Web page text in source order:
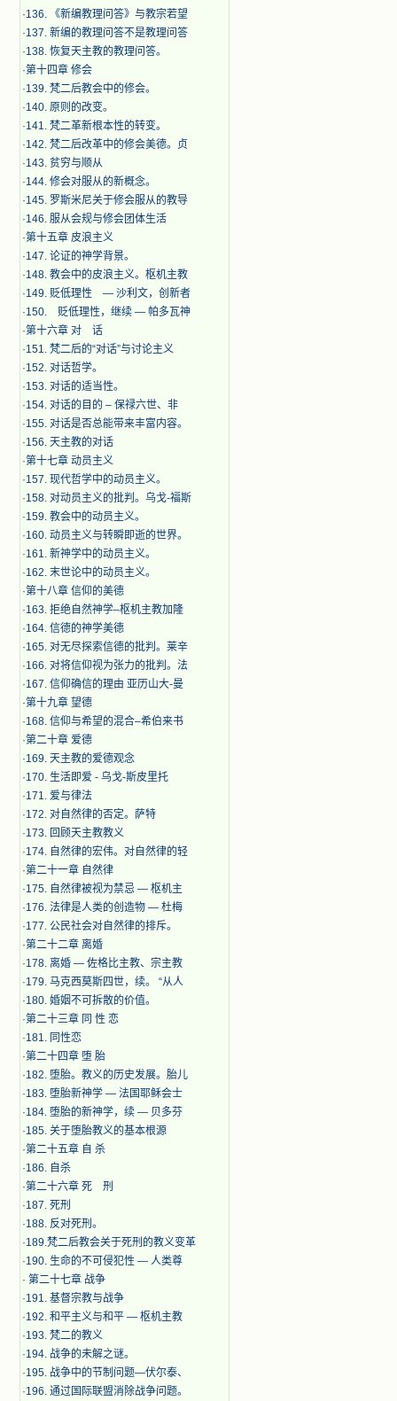
·136. 《新编教理问答》与教宗若望
·137. 新编的教理问答不是教理问答
·138. 恢复天主教的教理问答。
·第十四章 修会
·139. 梵二后教会中的修会。
·140. 原则的改变。
·141. 梵二革新根本性的转变。
·142. 梵二后改革中的修会美德。贞
·143. 贫穷与顺从
·144. 修会对服从的新概念。
·145. 罗斯米尼关于修会服从的教导
·146. 服从会规与修会团体生活
·第十五章 皮浪主义
·147. 论证的神学背景。
·148. 教会中的皮浪主义。枢机主教
·149. 贬低理性 — 沙利文，创新者
·150. 贬低理性，继续 — 帕多瓦神
·第十六章 对 话
·151. 梵二后的“对话”与讨论主义
·152. 对话哲学。
·153. 对话的适当性。
·154. 对话的目的 – 保禄六世、非
·155. 对话是否总能带来丰富内容。
·156. 天主教的对话
·第十七章 动员主义
·157. 现代哲学中的动员主义。
·158. 对动员主义的批判。乌戈-福斯
·159. 教会中的动员主义。
·160. 动员主义与转瞬即逝的世界。
·161. 新神学中的动员主义。
·162. 末世论中的动员主义。
·第十八章 信仰的美德
·163. 拒绝自然神学–枢机主教加隆
·164. 信德的神学美德
·165. 对无尽探索信德的批判。莱辛
·166. 对将信仰视为张力的批判。法
·167. 信仰确信的理由 亚历山大-曼
·第十九章 望德
·168. 信仰与希望的混合–希伯来书
·第二十章 爱德
·169. 天主教的爱德观念
·170. 生活即爱 - 乌戈-斯皮里托
·171. 爱与律法
·172. 对自然律的否定。萨特
·173. 回顾天主教教义
·174. 自然律的宏伟。对自然律的轻
·第二十一章 自然律
·175. 自然律被视为禁忌 — 枢机主
·176. 法律是人类的创造物 — 杜梅
·177. 公民社会对自然律的排斥。
·第二十二章 离婚
·178. 离婚 — 佐格比主教、宗主教
·179. 马克西莫斯四世，续。 “从人
·180. 婚姻不可拆散的价值。
·第二十三章 同 性 恋
·181. 同性恋
·第二十四章 堕 胎
·182. 堕胎。教义的历史发展。胎儿
·183. 堕胎新神学 — 法国耶稣会士
·184. 堕胎的新神学，续 — 贝多芬
·185. 关于堕胎教义的基本根源
·第二十五章 自 杀
·186. 自杀
·第二十六章 死 刑
·187. 死刑
·188. 反对死刑。
·189.梵二后教会关于死刑的教义变革
·190. 生命的不可侵犯性 — 人类尊
· 第二十七章 战争
·191. 基督宗教与战争
·192. 和平主义与和平 — 枢机主教
·193. 梵二的教义
·194. 战争的未解之谜。
·195. 战争中的节制问题—伏尔泰、
·196. 通过国际联盟消除战争问题。